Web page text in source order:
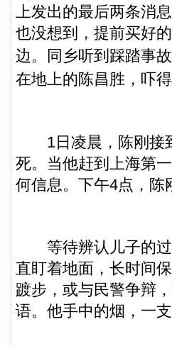
上发出的最后两条消
也没想到，提前买好
边。
同乡听到踩踏事
在地上的陈昌胜，吓得
1日凌晨，陈刚接
死。当他赶到上海第
何信息。下午4点，陈
等待辨认儿子的过
直盯着地面，长时间
踱步，或与民警争辩
语。他手中的烟，一